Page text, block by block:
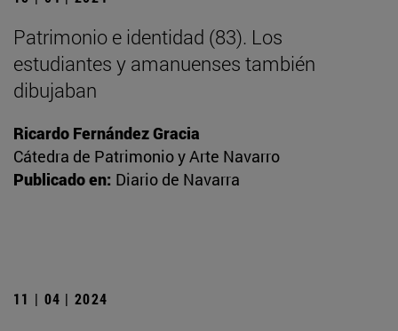
Patrimonio e identidad (83). Los
estudiantes y amanuenses también
dibujaban
Ricardo Fernández Gracia
Cátedra de Patrimonio y Arte Navarro
Publicado en: Diario de Navarra
11 | 04 | 2024